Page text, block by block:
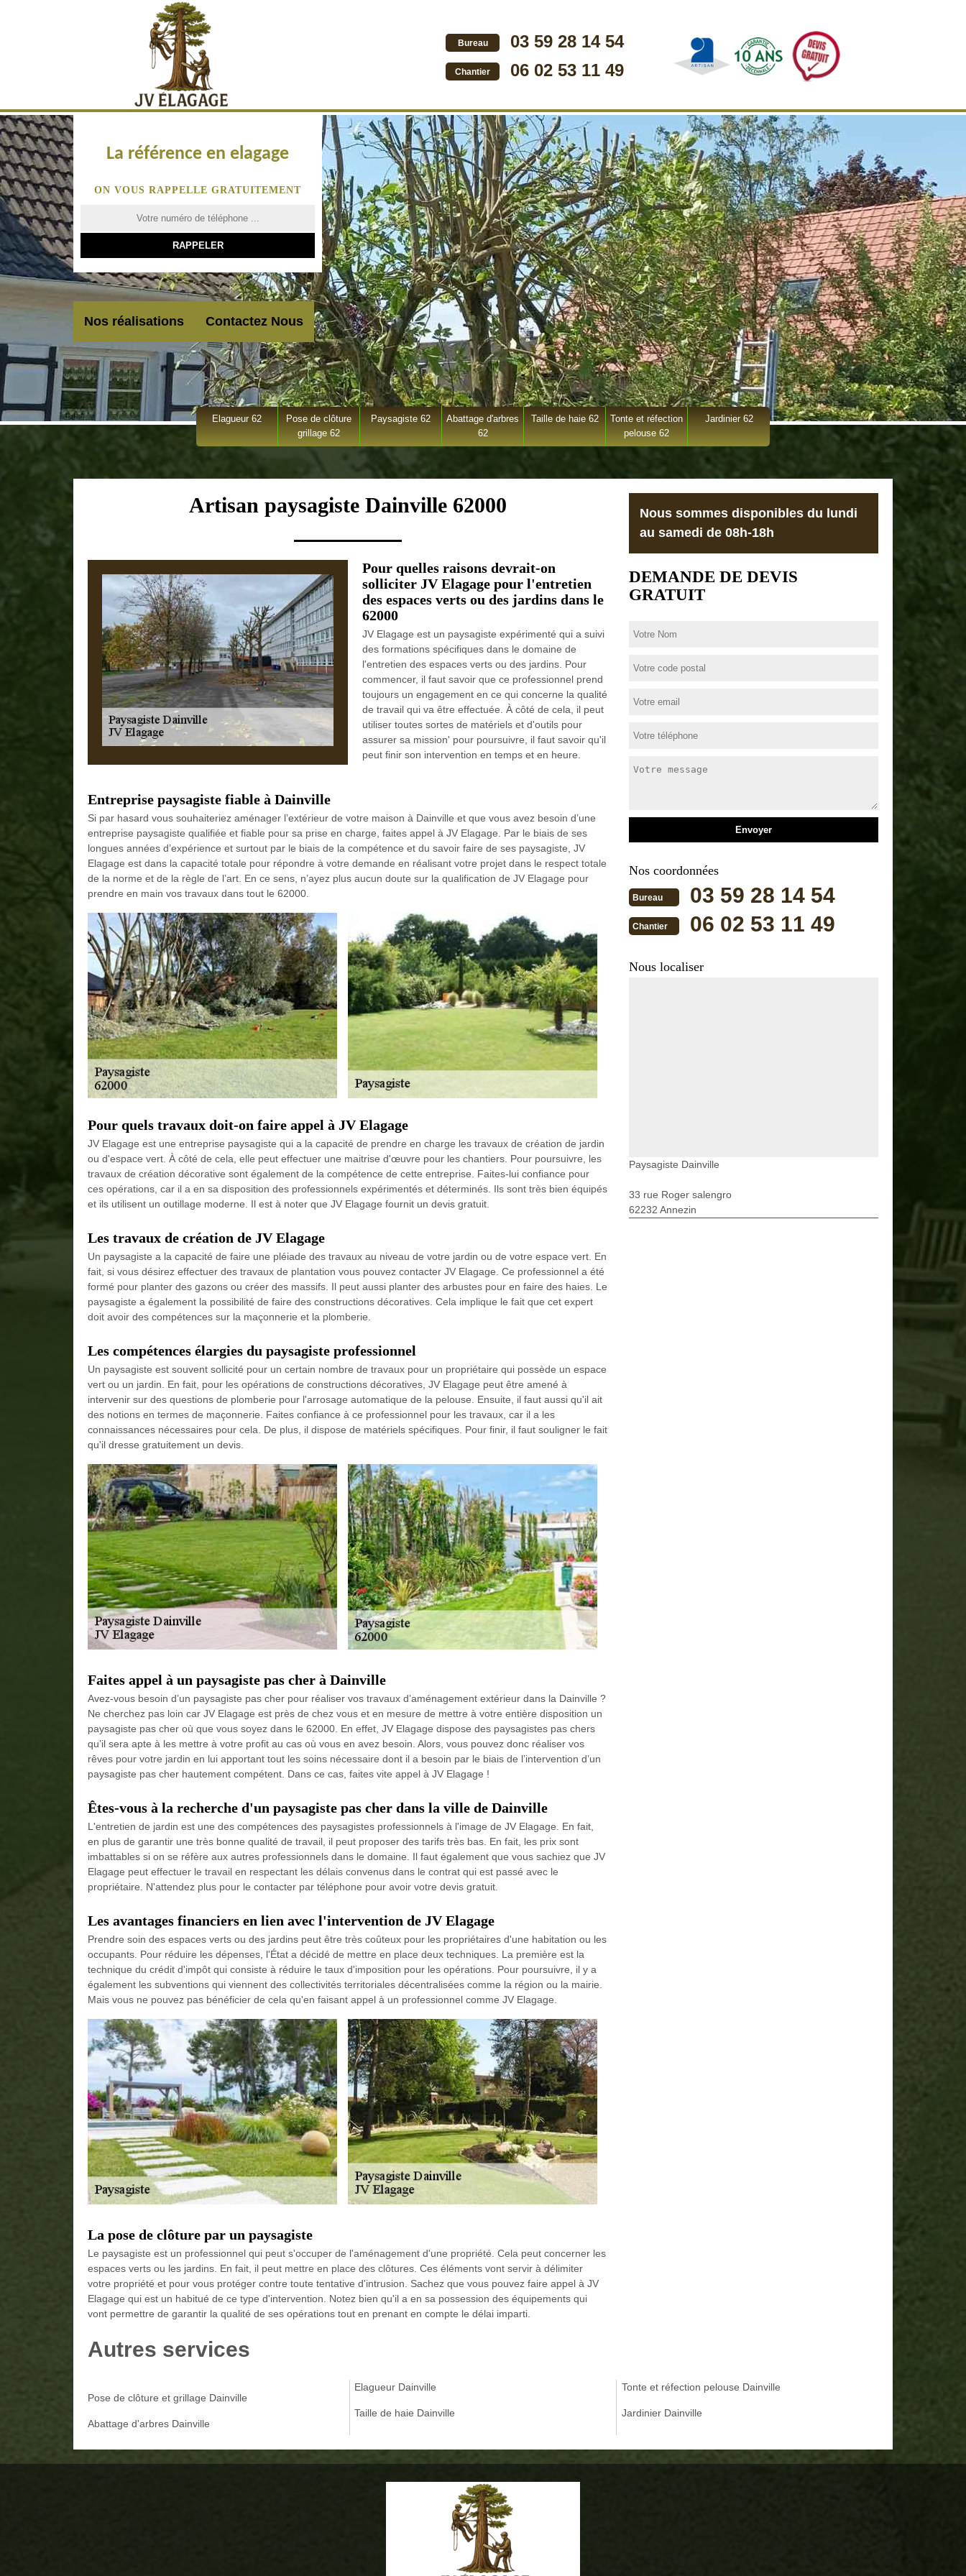
Bureau 03 59 28 14 54
Chantier 06 02 53 11 49
La référence en elagage
ON VOUS RAPPELLE GRATUITEMENT
Nos réalisations Contactez Nous
Elagueur 62
Pose de clôture
grillage 62
Paysagiste 62
Abattage d'arbres
62
Taille de haie 62
Tonte et réfection
pelouse 62
Jardinier 62
Artisan paysagiste Dainville 62000
Pour quelles raisons devrait-on
solliciter JV Elagage pour l'entretien
des espaces verts ou des jardins dans le
62000
JV Elagage est un paysagiste expérimenté qui a suivi
des formations spécifiques dans le domaine de
l'entretien des espaces verts ou des jardins. Pour
commencer, il faut savoir que ce professionnel prend
toujours un engagement en ce qui concerne la qualité
de travail qui va être effectuée. À côté de cela, il peut
utiliser toutes sortes de matériels et d'outils pour
assurer sa mission' pour poursuivre, il faut savoir qu'il
peut finir son intervention en temps et en heure.
Entreprise paysagiste fiable à Dainville
Si par hasard vous souhaiteriez aménager l’extérieur de votre maison à Dainville et que vous avez besoin d’une
entreprise paysagiste qualifiée et fiable pour sa prise en charge, faites appel à JV Elagage. Par le biais de ses
longues années d’expérience et surtout par le biais de la compétence et du savoir faire de ses paysagiste, JV
Elagage est dans la capacité totale pour répondre à votre demande en réalisant votre projet dans le respect totale
de la norme et de la règle de l’art. En ce sens, n’ayez plus aucun doute sur la qualification de JV Elagage pour
prendre en main vos travaux dans tout le 62000.
Pour quels travaux doit-on faire appel à JV Elagage
JV Elagage est une entreprise paysagiste qui a la capacité de prendre en charge les travaux de création de jardin
ou d'espace vert. À côté de cela, elle peut effectuer une maitrise d'œuvre pour les chantiers. Pour poursuivre, les
travaux de création décorative sont également de la compétence de cette entreprise. Faites-lui confiance pour
ces opérations, car il a en sa disposition des professionnels expérimentés et déterminés. Ils sont très bien équipés
et ils utilisent un outillage moderne. Il est à noter que JV Elagage fournit un devis gratuit.
Les travaux de création de JV Elagage
Un paysagiste a la capacité de faire une pléiade des travaux au niveau de votre jardin ou de votre espace vert. En
fait, si vous désirez effectuer des travaux de plantation vous pouvez contacter JV Elagage. Ce professionnel a été
formé pour planter des gazons ou créer des massifs. Il peut aussi planter des arbustes pour en faire des haies. Le
paysagiste a également la possibilité de faire des constructions décoratives. Cela implique le fait que cet expert
doit avoir des compétences sur la maçonnerie et la plomberie.
Les compétences élargies du paysagiste professionnel
Un paysagiste est souvent sollicité pour un certain nombre de travaux pour un propriétaire qui possède un espace
vert ou un jardin. En fait, pour les opérations de constructions décoratives, JV Elagage peut être amené à
intervenir sur des questions de plomberie pour l'arrosage automatique de la pelouse. Ensuite, il faut aussi qu'il ait
des notions en termes de maçonnerie. Faites confiance à ce professionnel pour les travaux, car il a les
connaissances nécessaires pour cela. De plus, il dispose de matériels spécifiques. Pour finir, il faut souligner le fait
qu'il dresse gratuitement un devis.
Faites appel à un paysagiste pas cher à Dainville
Avez-vous besoin d’un paysagiste pas cher pour réaliser vos travaux d’aménagement extérieur dans la Dainville ?
Ne cherchez pas loin car JV Elagage est près de chez vous et en mesure de mettre à votre entière disposition un
paysagiste pas cher où que vous soyez dans le 62000. En effet, JV Elagage dispose des paysagistes pas chers
qu’il sera apte à les mettre à votre profit au cas où vous en avez besoin. Alors, vous pouvez donc réaliser vos
rêves pour votre jardin en lui apportant tout les soins nécessaire dont il a besoin par le biais de l’intervention d’un
paysagiste pas cher hautement compétent. Dans ce cas, faites vite appel à JV Elagage !
Êtes-vous à la recherche d'un paysagiste pas cher dans la ville de Dainville
L'entretien de jardin est une des compétences des paysagistes professionnels à l'image de JV Elagage. En fait,
en plus de garantir une très bonne qualité de travail, il peut proposer des tarifs très bas. En fait, les prix sont
imbattables si on se réfère aux autres professionnels dans le domaine. Il faut également que vous sachiez que JV
Elagage peut effectuer le travail en respectant les délais convenus dans le contrat qui est passé avec le
propriétaire. N'attendez plus pour le contacter par téléphone pour avoir votre devis gratuit.
Les avantages financiers en lien avec l'intervention de JV Elagage
Prendre soin des espaces verts ou des jardins peut être très coûteux pour les propriétaires d'une habitation ou les
occupants. Pour réduire les dépenses, l'État a décidé de mettre en place deux techniques. La première est la
technique du crédit d'impôt qui consiste à réduire le taux d'imposition pour les opérations. Pour poursuivre, il y a
également les subventions qui viennent des collectivités territoriales décentralisées comme la région ou la mairie.
Mais vous ne pouvez pas bénéficier de cela qu'en faisant appel à un professionnel comme JV Elagage.
La pose de clôture par un paysagiste
Le paysagiste est un professionnel qui peut s'occuper de l'aménagement d'une propriété. Cela peut concerner les
espaces verts ou les jardins. En fait, il peut mettre en place des clôtures. Ces éléments vont servir à délimiter
votre propriété et pour vous protéger contre toute tentative d'intrusion. Sachez que vous pouvez faire appel à JV
Elagage qui est un habitué de ce type d'intervention. Notez bien qu'il a en sa possession des équipements qui
vont permettre de garantir la qualité de ses opérations tout en prenant en compte le délai imparti.
Nous sommes disponibles du lundi
au samedi de 08h-18h
DEMANDE DE DEVIS
GRATUIT
Nos coordonnées
Bureau 03 59 28 14 54
Chantier 06 02 53 11 49
Nous localiser
Paysagiste Dainville
33 rue Roger salengro
62232 Annezin
Autres services
Pose de clôture et grillage Dainville
Abattage d'arbres Dainville
Elagueur Dainville
Taille de haie Dainville
Tonte et réfection pelouse Dainville
Jardinier Dainville